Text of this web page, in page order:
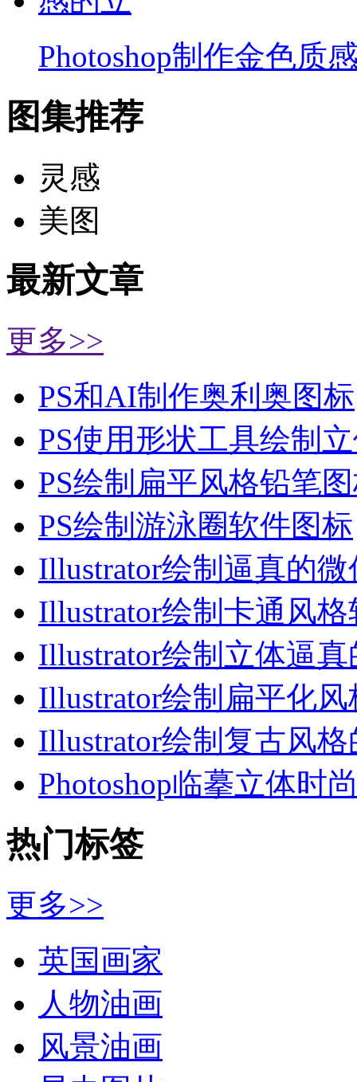
Photoshop制作金色质
图集推荐
灵感
美图
最新文章
更多>>
PS和AI制作奥利奥图标
PS使用形状工具绘制
PS绘制扁平风格铅笔
PS绘制游泳圈软件图标
Illustrator绘制逼真的微
Illustrator绘制卡通风格
Illustrator绘制立体逼真
Illustrator绘制扁平化风
Illustrator绘制复古风格
Photoshop临摹立体时
热门标签
更多>>
英国画家
人物油画
风景油画